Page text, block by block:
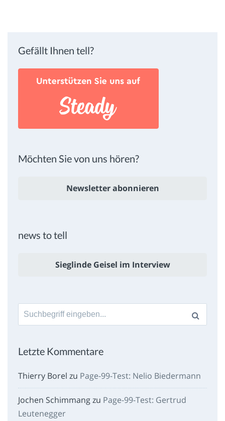
Gefällt Ihnen tell?
Möchten Sie von uns hören?
Newsletter abonnieren
news to tell
Sieglinde Geisel im Interview
Suche
nach:
Letzte Kommentare
Thierry Borel zu Page-99-Test: Nelio Biedermann
Jochen Schimmangzu Page-99-Test: Gertrud
Leutenegger